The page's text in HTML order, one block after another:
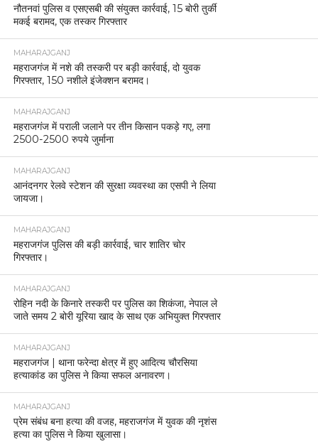
नौतनवां पुलिस व एसएसबी की संयुक्त कार्रवाई, 15 बोरी तुर्की
मकई बरामद, एक तस्कर गिरफ्तार
MAHARAJGANJ
महराजगंज में नशे की तस्करी पर बड़ी कार्रवाई, दो युवक
गिरफ्तार, 150 नशीले इंजेक्शन बरामद।
MAHARAJGANJ
महराजगंज में पराली जलाने पर तीन किसान पकड़े गए, लगा
2500-2500 रुपये जुर्माना
MAHARAJGANJ
आनंदनगर रेलवे स्टेशन की सुरक्षा व्यवस्था का एसपी ने लिया
जायजा।
MAHARAJGANJ
महराजगंज पुलिस की बड़ी कार्रवाई, चार शातिर चोर
गिरफ्तार।
MAHARAJGANJ
रोहिन नदी के किनारे तस्करी पर पुलिस का शिकंजा, नेपाल ले
जाते समय 2 बोरी यूरिया खाद के साथ एक अभियुक्त गिरफ्तार
MAHARAJGANJ
महराजगंज | थाना फरेन्दा क्षेत्र में हुए आदित्य चौरसिया
हत्याकांड का पुलिस ने किया सफल अनावरण।
MAHARAJGANJ
प्रेम संबंध बना हत्या की वजह, महराजगंज में युवक की नृशंस
हत्या का पुलिस ने किया खुलासा।